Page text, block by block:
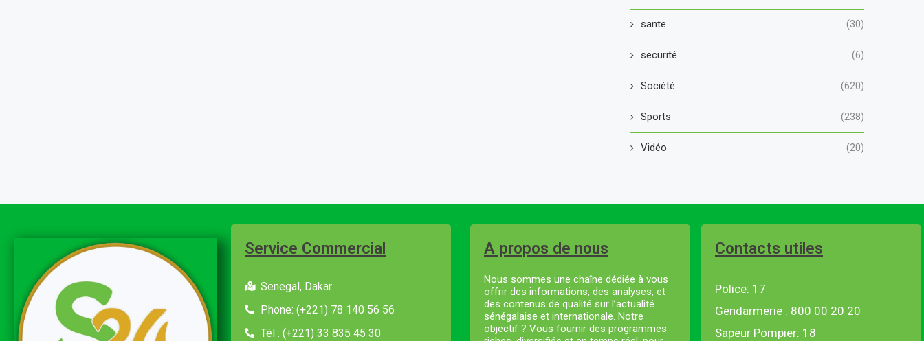
sante (30)
securité (6)
Société (620)
Sports (238)
Vidéo (20)
Service Commercial
Senegal, Dakar
Phone: (+221) 78 140 56 56
Tél : (+221) 33 835 45 30
A propos de nous
Nous sommes une chaîne dédiée à vous
offrir des informations, des analyses, et
des contenus de qualité sur l’actualité
sénégalaise et internationale. Notre
objectif ? Vous fournir des programmes
Contacts utiles
Police: 17
Gendarmerie : 800 00 20 20
Sapeur Pompier: 18